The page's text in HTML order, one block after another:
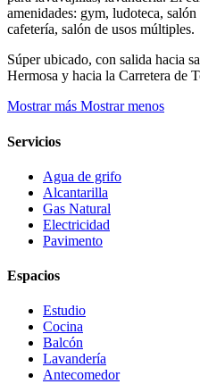
amenidades: gym, ludoteca,
cafetería, salón de usos múltiples.
Súper ubicado, con salida hacia
Hermosa y hacia la Carretera de
Mostrar más Mostrar menos
Servicios
Agua de grifo
Alcantarilla
Gas Natural
Electricidad
Pavimento
Espacios
Estudio
Cocina
Balcón
Lavandería
Antecomedor